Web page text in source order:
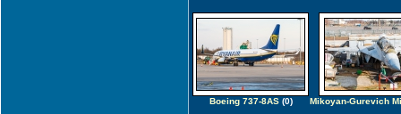
Boeing 737-8AS(0) Mikoyan-Gurevich